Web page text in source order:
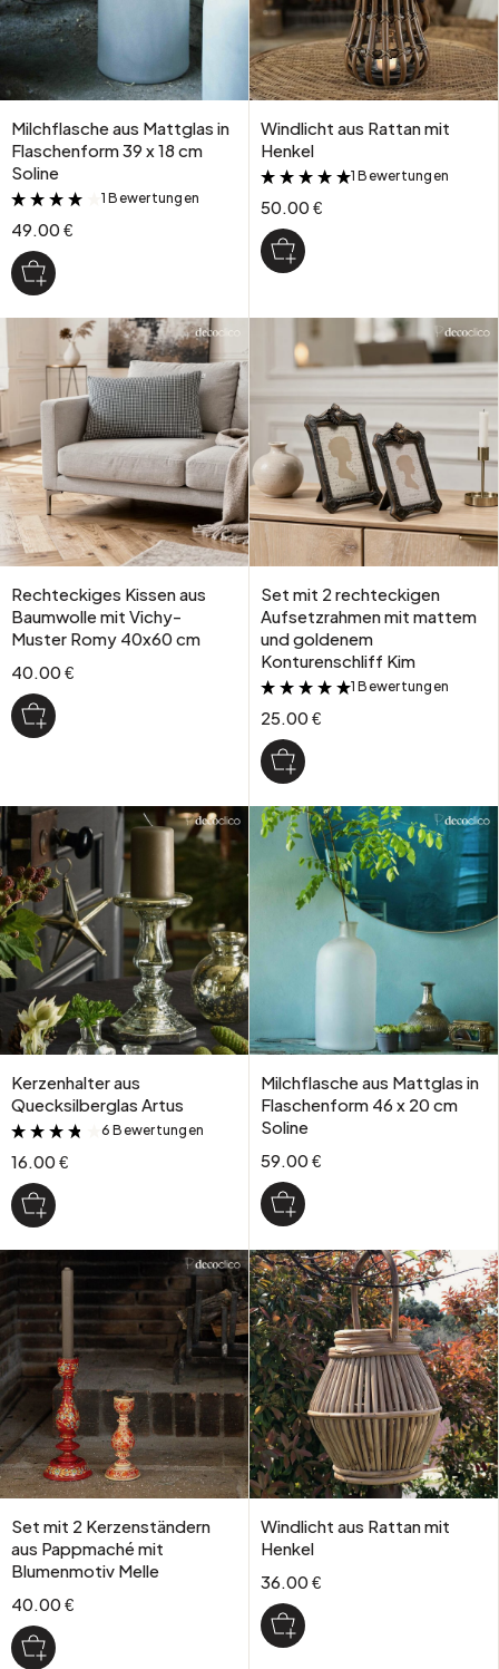
Milchflasche aus Mattglas in
Flaschenform 39 x 18 cm
Soline
&
1 Bewertungen
49.00 €
Windlicht aus Rattan mit
Henkel
&
1 Bewertungen
50.00 €
Rechteckiges Kissen aus
Baumwolle mit Vichy-
Muster Romy 40x60 cm
40.00 €
Set mit 2 rechteckigen
Aufsetzrahmen mit mattem
und goldenem
Konturenschliff Kim
&
1 Bewertungen
25.00 €
Kerzenhalter aus
Quecksilberglas Artus
&
6 Bewertungen
16.00 €
Milchflasche aus Mattglas in
Flaschenform 46 x 20 cm
Soline
59.00 €
Set mit 2 Kerzenständern
aus Pappmaché mit
Blumenmotiv Melle
40.00 €
Windlicht aus Rattan mit
Henkel
36.00 €